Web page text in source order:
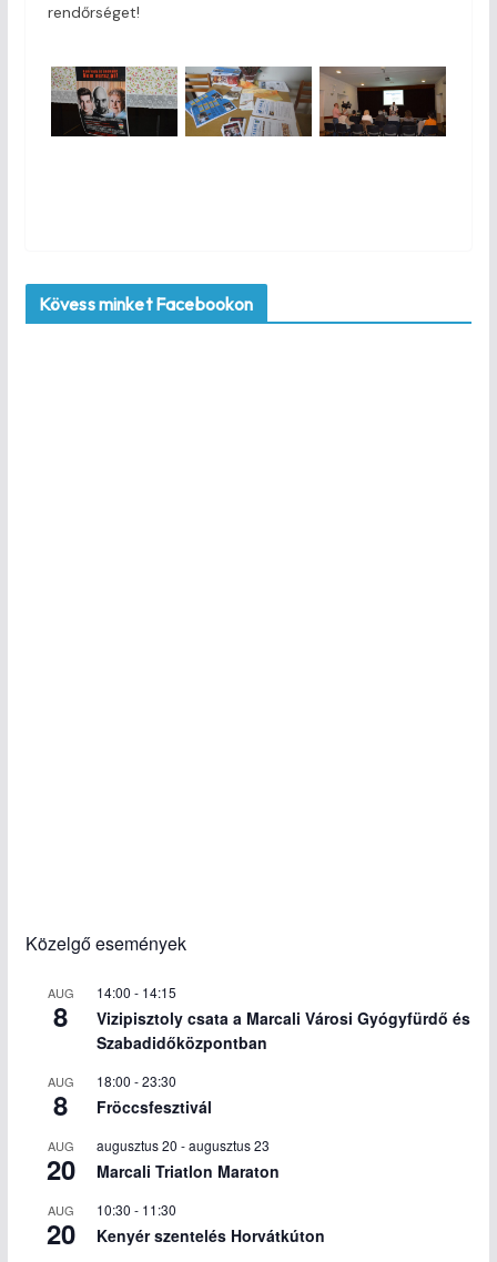
rendőrséget!
Kövess minket Facebookon
Közelgő események
AUG
8
14:00 - 14:15
Vizipisztoly csata a Marcali Városi Gyógyfürdő és
Szabadidőközpontban
AUG
8
18:00 -23:30
Fröccsfesztivál
AUG
20
augusztus 20 -augusztus 23
Marcali Triatlon Maraton
AUG
20
10:30 - 11:30
Kenyér szentelés Horvátkúton